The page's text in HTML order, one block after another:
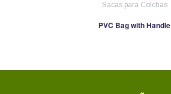
Sacas para Colchas
PVC Bag with Handle